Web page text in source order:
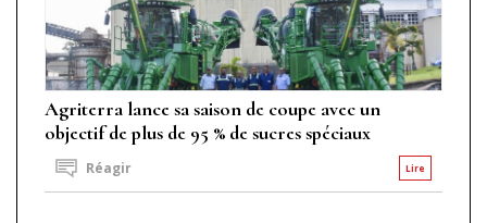
Agriterra lance sa saison de coupe avec un
objectif de plus de 95 % de sucres spéciaux
Lire
Réagir